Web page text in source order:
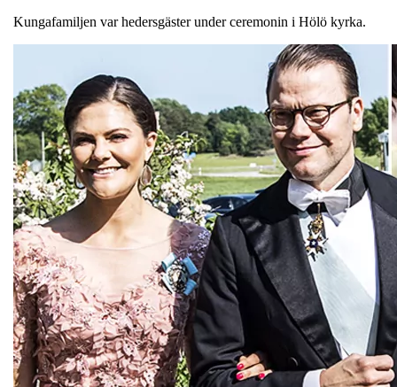
Kungafamiljen var hedersgäster under ceremonin i Hölö kyrka.